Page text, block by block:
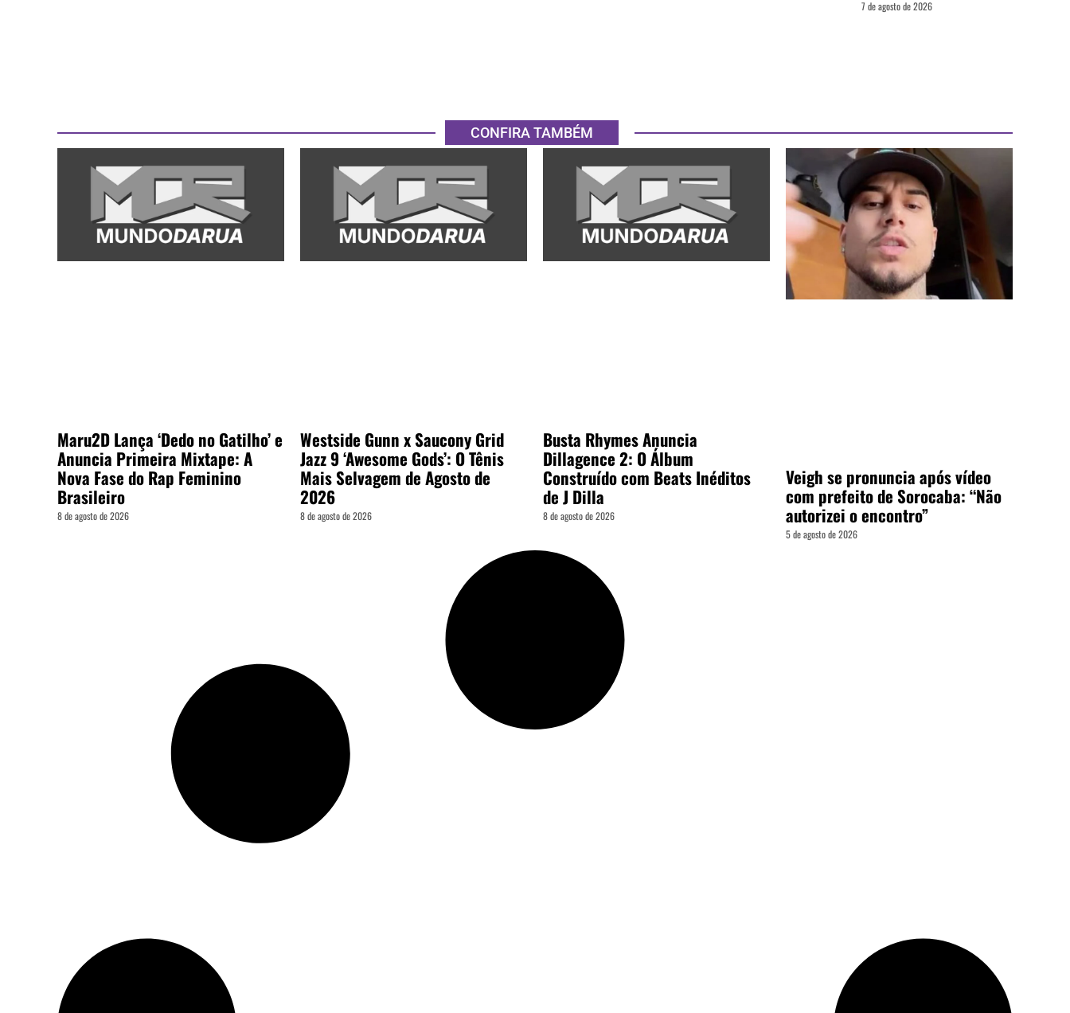
7 de agosto de 2026
CONFIRA TAMBÉM
Maru2D Lança ‘Dedo no Gatilho’ e
Anuncia Primeira Mixtape: A
Nova Fase do Rap Feminino
Brasileiro
8 de agosto de 2026
Westside Gunn x Saucony Grid
Jazz 9 ‘Awesome Gods’: O Tênis
Mais Selvagem de Agosto de
2026
8 de agosto de 2026
Busta Rhymes Anuncia
Dillagence 2: O Álbum
Construído com Beats Inéditos
de J Dilla
8 de agosto de 2026
Veigh se pronuncia após vídeo
com prefeito de Sorocaba: “Não
autorizei o encontro”
5 de agosto de 2026